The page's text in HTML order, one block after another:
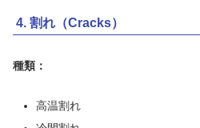
4. 割れ（Cracks）
種類：
高温割れ